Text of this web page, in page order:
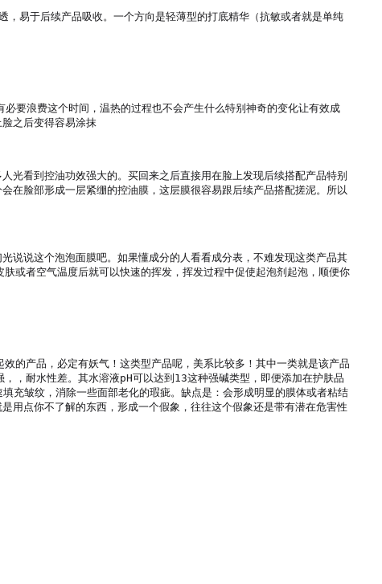
易于后续产品吸收。一个方向是轻薄型的打底精华（抗敏或者就是单纯
要浪费这个时间，温热的过程也不会产生什么特别神奇的变化让有效成
之后变得容易涂抹
光看到控油功效强大的。买回来之后直接用在脸上发现后续搭配产品特别
在脸部形成一层紧绷的控油膜，这层膜很容易跟后续产品搭配搓泥。所以
说说这个泡泡面膜吧。如果懂成分的人看看成分表，不难发现这类产品其
或者空气温度后就可以快速的挥发，挥发过程中促使起泡剂起泡，顺便你
的产品，必定有妖气！这类型产品呢，美系比较多！其中一类就是该产品
耐水性差。其水溶液pH可以达到13这种强碱类型，即便添加在护肤品
充皱纹，消除一些面部老化的瑕疵。缺点是：会形成明显的膜体或者粘结
用点你不了解的东西，形成一个假象，往往这个假象还是带有潜在危害性